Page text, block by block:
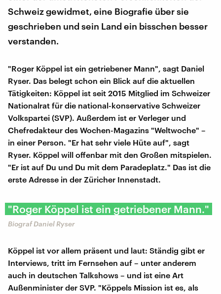
Schweiz gewidmet, eine Biografie über sie
geschrieben und sein Land ein bisschen besser
verstanden.
"Roger Köppel ist ein getriebener Mann", sagt Daniel
Ryser. Das belegt schon ein Blick auf die aktuellen
Tätigkeiten: Köppel ist seit 2015 Mitglied im Schweizer
Nationalrat für die national-konservative Schweizer
Volkspartei (SVP). Außerdem ist er Verleger und
Chefredakteur des Wochen-Magazins "Weltwoche" –
in einer Person. "Er hat sehr viele Hüte auf", sagt
Ryser. Köppel will offenbar mit den Großen mitspielen.
"Er ist auf Du und Du mit dem Paradeplatz." Das ist die
erste Adresse in der Züricher Innenstadt.
"Roger Köppel ist ein getriebener Mann."
Biograf Daniel Ryser
Köppel ist vor allem präsent und laut: Ständig gibt er
Interviews, tritt im Fernsehen auf – unter anderem
auch in deutschen Talkshows – und ist eine Art
Außenminister der SVP. "Köppels Mission ist es, als